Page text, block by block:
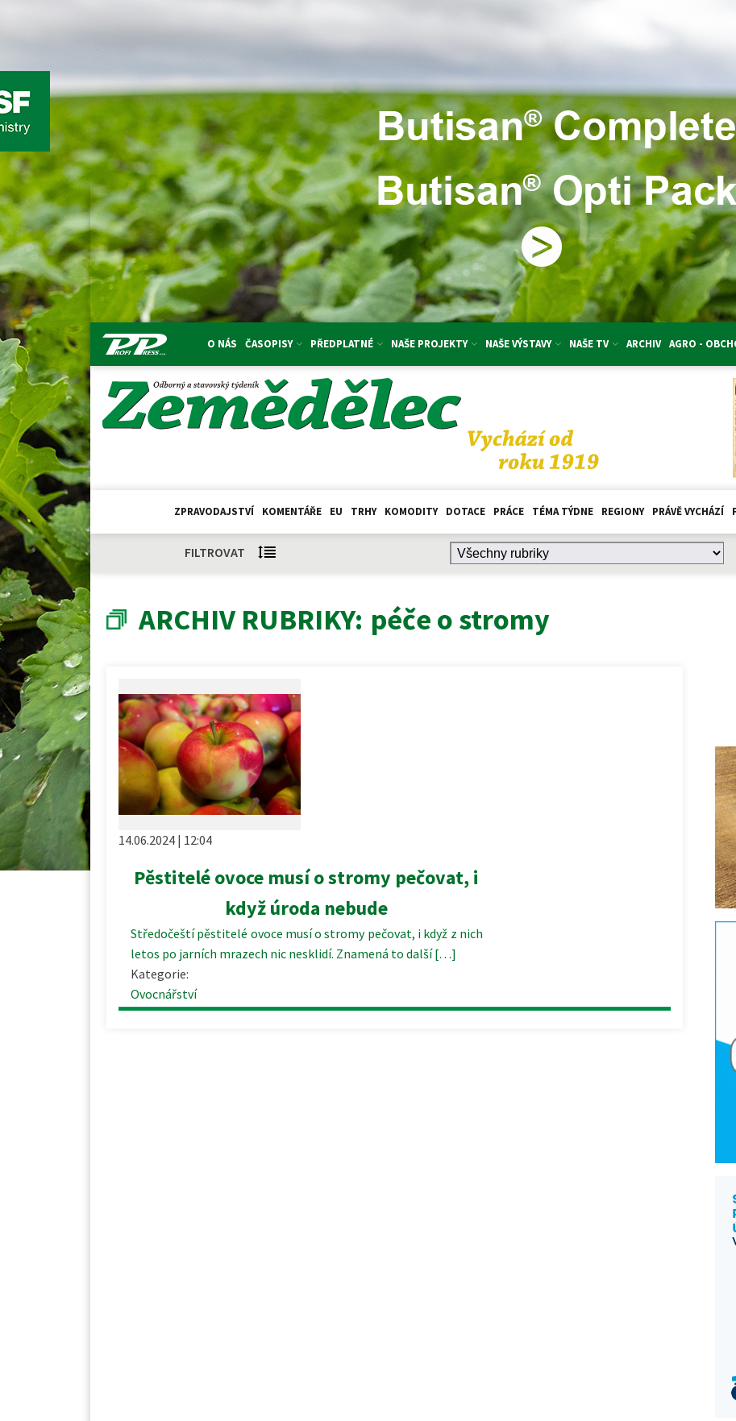
O NÁS ČASOPISY PŘEDPLATNÉ NAŠE PROJEKTY NAŠE VÝSTAVY NAŠE TV ARCHIV AGRO -
ZPRAVODAJSTVÍ KOMENTÁŘE EU TRHY KOMODITY DOTACE PRÁCE TÉMA TÝDNE REGIONY PRÁVĚ VYCHÁZÍ
FILTROVAT
ARCHIV RUBRIKY: péče o stromy
14.06.2024 | 12:04
Pěstitelé ovoce musí o stromy pečovat, i
když úroda nebude
Středočeští pěstitelé ovoce musí o stromy pečovat, i když z nich
letos po jarních mrazech nic nesklidí. Znamená to další […]
Kategorie:
Ovocnářství